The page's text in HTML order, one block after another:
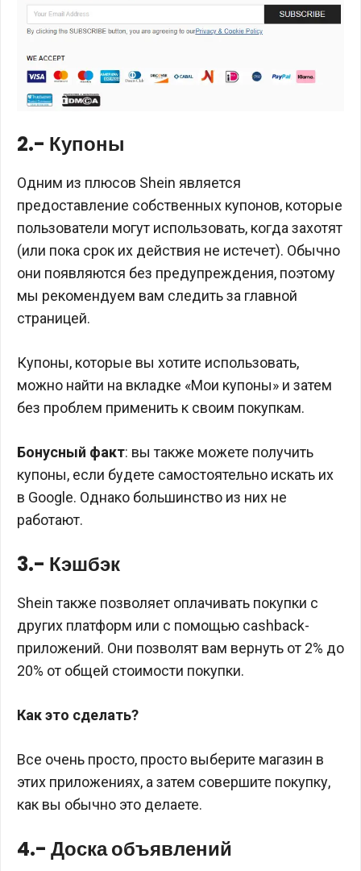
2.- Купоны
Одним из плюсов Shein является
предоставление собственных купонов, которые
пользователи могут использовать, когда захотят
(или пока срок их действия не истечет). Обычно
они появляются без предупреждения, поэтому
мы рекомендуем вам следить за главной
страницей.
Купоны, которые вы хотите использовать,
можно найти на вкладке «Мои купоны» и затем
без проблем применить к своим покупкам.
Бонусный факт: вы также можете получить
купоны, если будете самостоятельно искать их
в Google. Однако большинство из них не
работают.
3.- Кэшбэк
Shein также позволяет оплачивать покупки с
других платформ или с помощью cashback-
приложений. Они позволят вам вернуть от 2% до
20% от общей стоимости покупки.
Как это сделать?
Все очень просто, просто выберите магазин в
этих приложениях, а затем совершите покупку,
как вы обычно это делаете.
4.- Доска объявлений